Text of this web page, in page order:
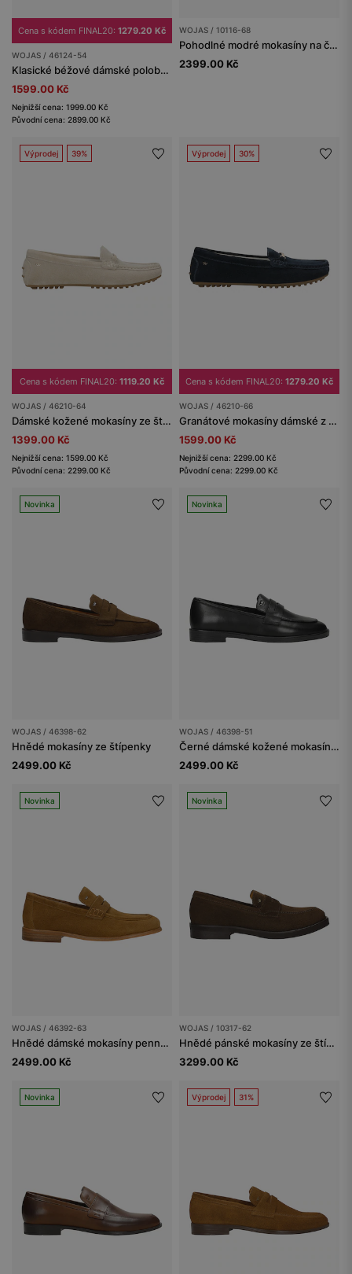
Cena s kódem FINAL20: 1279.20 Kč
WOJAS / 46124-54
Klasické béžové dámské polobotky na podpatku z hladké kůže
1599.00 Kč
Nejnižší cena: 1999.00 Kč
Původní cena: 2899.00 Kč
WOJAS / 10116-68
Pohodlné modré mokasíny na černé podrážce
2399.00 Kč
Výprodej 39%
Cena s kódem FINAL20: 1119.20 Kč
WOJAS / 46210-64
Dámské kožené mokasíny ze štípané kůže s jemnou přezkou
1399.00 Kč
Nejnižší cena: 1599.00 Kč
Původní cena: 2299.00 Kč
Výprodej 30%
Cena s kódem FINAL20: 1279.20 Kč
WOJAS / 46210-66
Granátové mokasíny dámské z kvalitní hladké kůže
1599.00 Kč
Nejnižší cena: 2299.00 Kč
Původní cena: 2299.00 Kč
Novinka
WOJAS / 46398-62
Hnědé mokasíny ze štípenky
2499.00 Kč
Novinka
WOJAS / 46398-51
Černé dámské kožené mokasíny penny loafers
2499.00 Kč
Novinka
WOJAS / 46392-63
Hnědé dámské mokasíny penny loafers
2499.00 Kč
Novinka
WOJAS / 10317-62
Hnědé pánské mokasíny ze štípenky
3299.00 Kč
Novinka Výprodej 31%